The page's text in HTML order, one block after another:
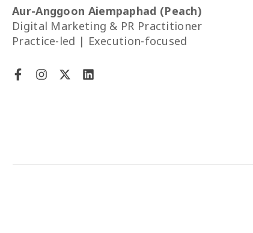
Aur-Anggoon Aiempaphad (Peach)
Digital Marketing & PR Practitioner
Practice-led | Execution-focused